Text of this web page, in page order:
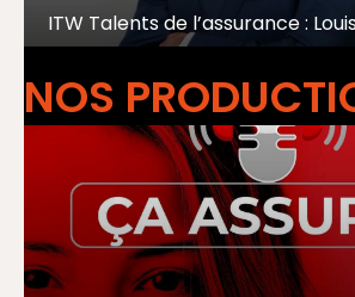
ITW Talents de l’assurance :
NOS